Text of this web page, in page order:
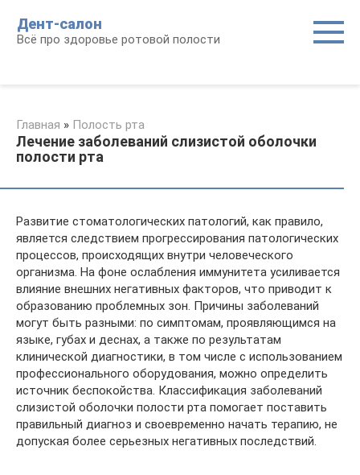
контенту
Дент-салон
Всё про здоровье ротовой полости
Главная » Полость рта
Лечение заболеваний слизистой оболочки
полости рта
Развитие стоматологических патологий, как правило,
является следствием прогрессирования патологических
процессов, происходящих внутри человеческого
организма. На фоне ослабления иммунитета усиливается
влияние внешних негативных факторов, что приводит к
образованию проблемных зон. Причины заболеваний
могут быть разными: по симптомам, проявляющимся на
языке, губах и деснах, а также по результатам
клинической диагностики, в том числе с использованием
профессионального оборудования, можно определить
источник беспокойства. Классификация заболеваний
слизистой оболочки полости рта помогает поставить
правильный диагноз и своевременно начать терапию, не
допуская более серьезных негативных последствий.